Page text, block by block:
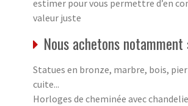
estimer pour vous permettre d’en
valeur juste
Nous achetons notamment
Statues en bronze, marbre, bois,
cuite...
Horloges de cheminée avec